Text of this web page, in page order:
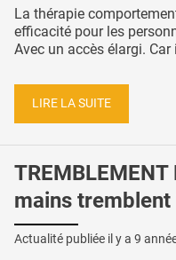
La thérapie
efficacité pour les
Avec un accès élargi. Car
LIRE LA SUITE
TREMBLEMENT
mains
Actualité publiée il y a 9